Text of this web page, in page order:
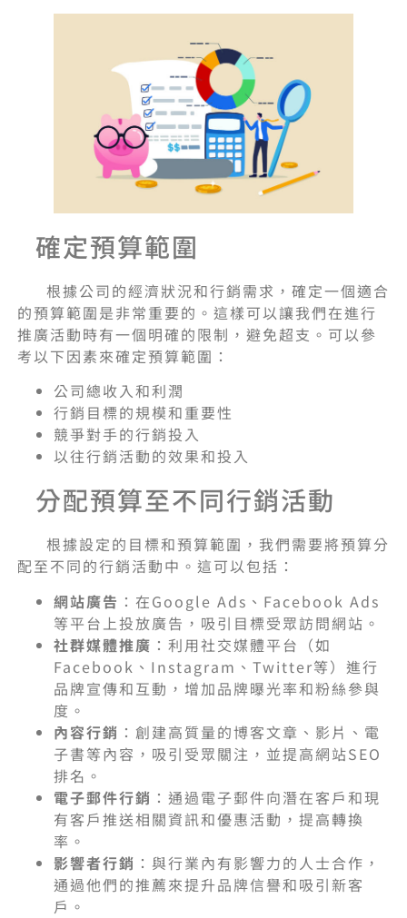
確定預算範圍
根據公司的經濟狀況和行銷需求，確定一個適合
的預算範圍是非常重要的。這樣可以讓我們在進行
推廣活動時有一個明確的限制，避免超支。可以參
考以下因素來確定預算範圍：
公司總收入和利潤
行銷目標的規模和重要性
競爭對手的行銷投入
以往行銷活動的效果和投入
分配預算至不同行銷活動
根據設定的目標和預算範圍，我們需要將預算分
配至不同的行銷活動中。這可以包括：
網站廣告 ：在Google Ads、Facebook Ads
等平台上投放廣告，吸引目標受眾訪問網站。
社群媒體推廣 ：利用社交媒體平台（如
Facebook、Instagram、Twitter等）進行
品牌宣傳和互動，增加品牌曝光率和粉絲參與
度。
內容行銷 ：創建高質量的博客文章、影片、電
子書等內容，吸引受眾關注，並提高網站SEO
排名。
電子郵件行銷 ：通過電子郵件向潛在客戶和現
有客戶推送相關資訊和優惠活動，提高轉換
率。
影響者行銷 ：與行業內有影響力的人士合作，
通過他們的推薦來提升品牌信譽和吸引新客
戶。